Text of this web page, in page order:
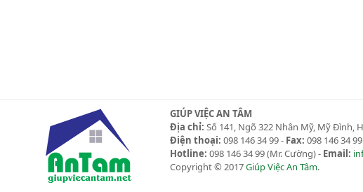
GIÚP VIỆC AN TÂM
Địa chỉ: Số 141, Ngõ 322 Nhân Mỹ, Mỹ Đình,
Điện thoại: 098 146 34 99 - Fax: 098 146 34 99
Hotline: 098 146 34 99(Mr. Cường) - Email:
Copyright © 2017Giúp Việc An Tâm.